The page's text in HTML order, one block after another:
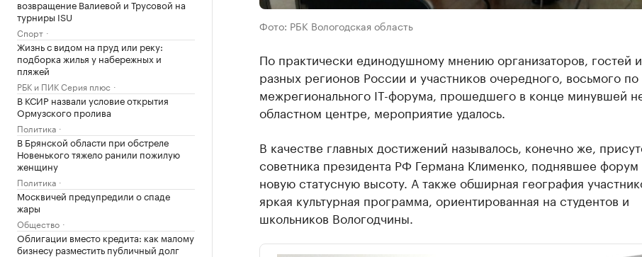
возвращение Валиевой и Трусовой на
турниры ISU
Спорт
Жизнь с видом на пруд или реку:
подборка жилья у набережных и
пляжей
РБК и ПИК Серия плюс
В КСИР назвали условие открытия
Ормузского пролива
Политика
В Брянской области при обстреле
Новенького тяжело ранили пожилую
женщину
Политика
Москвичей предупредили о спаде
жары
Общество
Облигации вместо кредита: как малому
бизнесу разместить публичный долг
Фото: РБК Вологодская область
По практически единодушному мнению организаторов, гостей
разных регионов России и участников очередного, восьмого по
межрегионального IT-форума, прошедшего в конце минувшей
областном центре, мероприятие удалось.
В качестве главных достижений называлось, конечно же,
советника президента РФ Германа Клименко, поднявшее форум
новую статусную высоту. А также обширная география
яркая культурная программа, ориентированная на студентов и
школьников Вологодчины.